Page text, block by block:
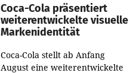
Coca-Cola präsentiert
weiterentwickelte visuelle
Markenidentität
Coca-Cola stellt ab Anfang
August eine weiterentwickelte